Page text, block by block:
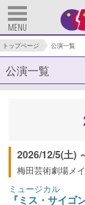
MENU
トップページ 公演一覧
公演一覧
2026/12/5(土)
梅田芸術劇場メ
ミュージカル
『ミス・サイゴン